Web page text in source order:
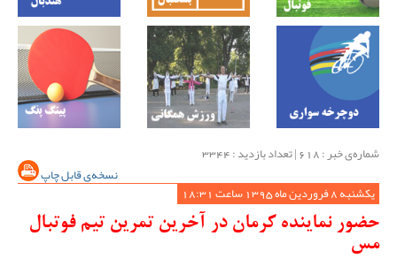
شماره‌ی خبر : ‌618 | تعداد بازدید : 3344
نسخه‌ی قابل چاپ
یکشنبه 8 فروردین ماه 1395 ساعت 18:31
حضور نماینده کرمان در آخرین تمرین تیم فوتبال
مس